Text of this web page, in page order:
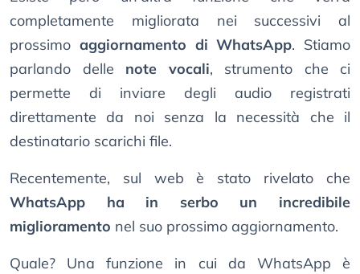
completamente migliorata nei successivi al
prossimo aggiornamento di WhatsApp. Stiamo
parlando delle note vocali, strumento che ci
permette di inviare degli audio registrati
direttamente da noi senza la necessità che il
destinatario scarichi file.
Recentemente, sul web è stato rivelato che
WhatsApp ha in serbo un incredibile
miglioramento nel suo prossimo aggiornamento.
Quale? Una funzione in cui da WhatsApp è